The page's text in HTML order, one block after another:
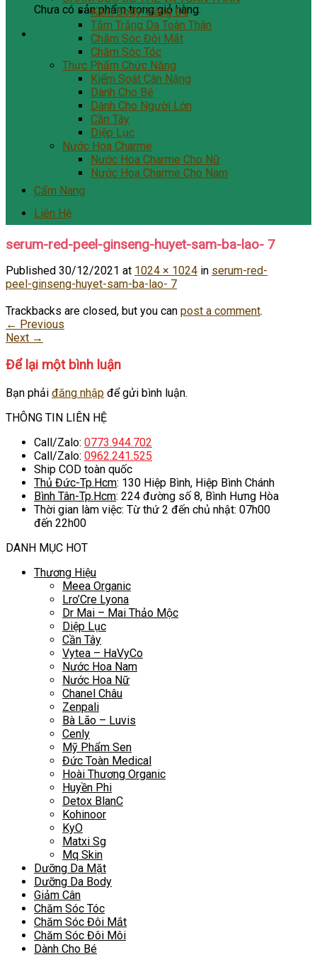
Chưa có sản phẩm trong giỏ hàng.
Kem Body Trắng Da
Tắm Trắng Da Toàn Thân
Chăm Sóc Đôi Mắt
Chăm Sóc Tóc
Thực Phẩm Chức Năng
Kiểm Soát Cân Nặng
Dành Cho Bé
Dành Cho Người Lớn
Cần Tây
Diệp Lục
Nước Hoa Charme
Nước Hoa Charme Cho Nữ
Nước Hoa Charme Cho Nam
Cẩm Nang
Liên Hệ
serum-red-peel-ginseng-huyet-sam-ba-lao- 7
Published 30/12/2021 at 1024 × 1024 in serum-red-
peel-ginseng-huyet-sam-ba-lao- 7
Trackbacks are closed, but you can post a comment.
← Previous
Next →
Để lại một bình luận
Bạn phải đăng nhập để gửi bình luận.
THÔNG TIN LIÊN HỆ
Call/Zalo: 0773.944.702
Call/Zalo: 0962.241.525
Ship COD toàn quốc
Thủ Đức-Tp.Hcm: 130 Hiệp Bình, Hiệp Bình Chánh
Bình Tân-Tp.Hcm: 224 đường số 8, Bình Hưng Hòa
Thời gian làm việc: Từ thứ 2 đến chủ nhật: 07h00
đến 22h00
DANH MỤC HOT
Thương Hiệu
Meea Organic
Lro’Cre Lyona
Dr Mai – Mai Thảo Mộc
Diệp Lục
Cần Tây
Vytea – HaVyCo
Nước Hoa Nam
Nước Hoa Nữ
Chanel Châu
Zenpali
Bà Lão – Luvis
Cenly
Mỹ Phẩm Sen
Đức Toàn Medical
Hoài Thương Organic
Huyền Phi
Detox BlanC
Kohinoor
KyO
Matxi Sg
Mq Skin
Dưỡng Da Mặt
Dưỡng Da Body
Giảm Cân
Chăm Sóc Tóc
Chăm Sóc Đôi Mắt
Chăm Sóc Đôi Môi
Dành Cho Bé